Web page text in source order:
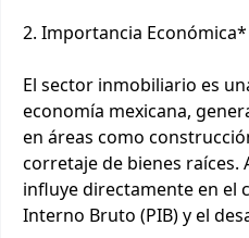
2. Importancia Económica*
El sector inmobiliario es
economía mexicana,
en áreas como
corretaje de bienes raíces.
influye directamente en el
Interno Bruto (PIB) y el